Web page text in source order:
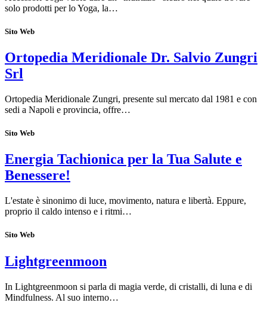
solo prodotti per lo Yoga, la…
Sito Web
Ortopedia Meridionale Dr. Salvio Zungri
Srl
Ortopedia Meridionale Zungri, presente sul mercato dal 1981 e con
sedi a Napoli e provincia, offre…
Sito Web
Energia Tachionica per la Tua Salute e
Benessere!
L'estate è sinonimo di luce, movimento, natura e libertà. Eppure,
proprio il caldo intenso e i ritmi…
Sito Web
Lightgreenmoon
In Lightgreenmoon si parla di magia verde, di cristalli, di luna e di
Mindfulness. Al suo interno…